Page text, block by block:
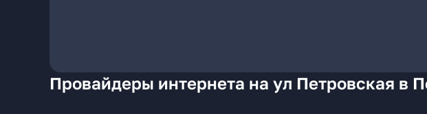
Провайдеры интернета на ул Петровская в